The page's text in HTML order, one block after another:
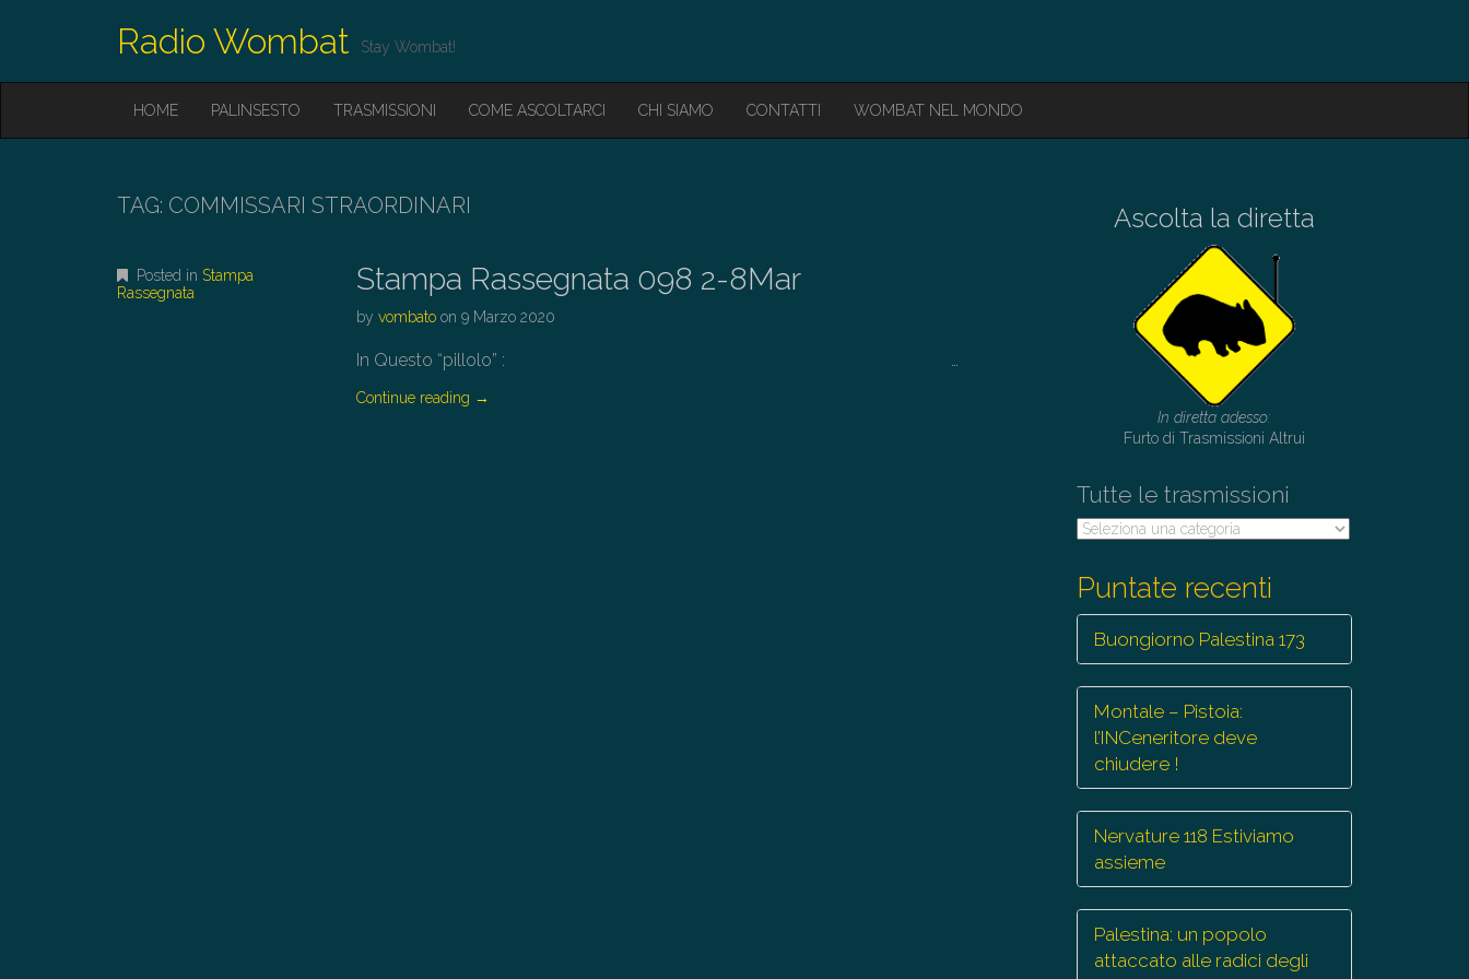
Radio Wombat Stay Wombat!
M
N
M
N
O
C
T
E
HOME PALINSESTO TRASMISSIONI COME ASCOLTARCI CHI SIAMO CONTATTI WOMBAT NEL MONDO
TAG: COMMISSARI STRAORDINARI
Posted in Stampa
Rassegnata
Stampa Rassegnata 098 2-8Mar
byvombato on9 Marzo 2020
In Questo “pillolo” : …
Continue reading →
Ascolta la diretta
In diretta adesso:
Furto di Trasmissioni Altrui
Tutte le trasmissioni
Tutte
Puntate recenti
Buongiorno Palestina 173
Montale – Pistoia:
l’INCeneritore deve
chiudere !
Nervature 118 Estiviamo
assieme
Palestina: un popolo
attaccato alle radici degli